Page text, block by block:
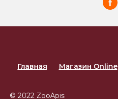
Главная Магазин Online
© 2022 ZooApis